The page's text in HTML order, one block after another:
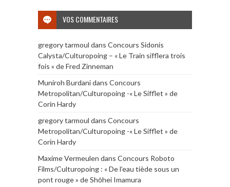
VOS COMMENTAIRES
gregory tarmoul dans Concours Sidonis
Calysta/Culturopoing – « Le Train sifflera trois
fois » de Fred Zinneman
Muniroh Burdanidans Concours
Metropolitan/Culturopoing -« Le Sifflet » de
Corin Hardy
gregory tarmoul dans Concours
Metropolitan/Culturopoing -« Le Sifflet » de
Corin Hardy
Maxime Vermeulen dans Concours Roboto
Films/Culturopoing : « De l’eau tiède sous un
pont rouge » de Shōhei Imamura